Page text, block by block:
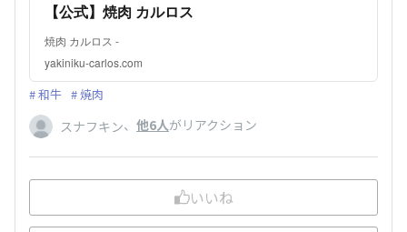
【公式】焼肉 カルロス
焼肉 カルロス -
yakiniku-carlos.com
和牛 焼肉
スナフキン、 他6人がリアクション
いいね